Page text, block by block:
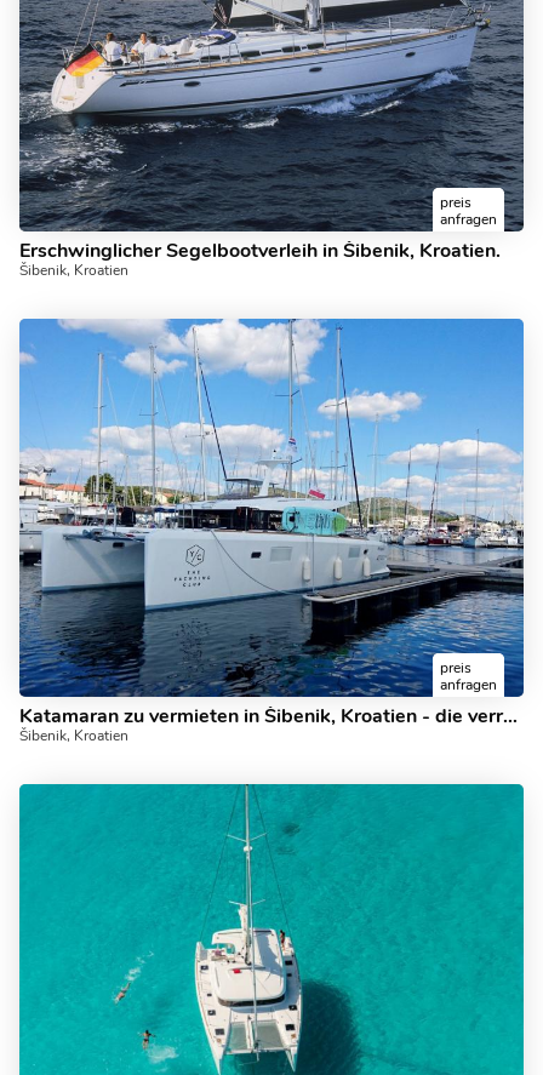
preis
anfragen
Erschwinglicher Segelbootverleih in Šibenik, Kroatien.
Šibenik, Kroatien
preis
anfragen
Katamaran zu vermieten in Šibenik, Kroatien - die verrückte Katze.
Šibenik, Kroatien